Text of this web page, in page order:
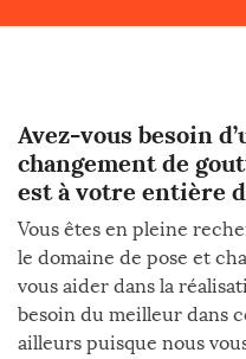
Avez-vous besoin
changement de
est à votre entière
Vous êtes en pleine
le domaine de pose et
vous aider dans la
besoin du meilleur dans
ailleurs puisque nous